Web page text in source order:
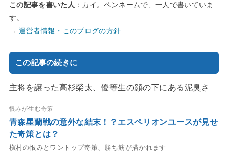
この記事を書いた人 ：カイ。ペンネームで、一人で書いていま
す。
→ 運営者情報・このブログの方針
この記事の続きに
主将を譲った高杉榮太、優等生の顔の下にある泥臭さ
恨みが生む奇策
青森星蘭戦の意外な結末！？エスペリオンユースが見せ
た奇策とは？
槇村の恨みとワントップ奇策、勝ち筋が描かれます